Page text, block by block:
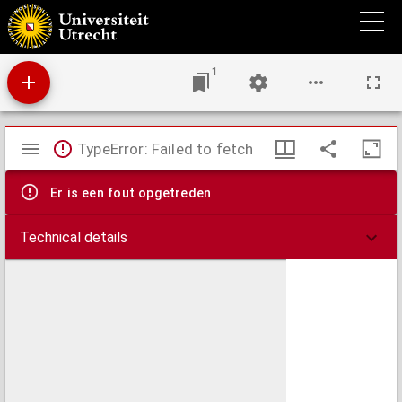
Kaart van de Zweedse en Russische krygs-verrigtingen in Finland A° 1788
1
Mirador
viewer
TypeError: Failed to fetch
Er is een fout opgetreden
Technical details